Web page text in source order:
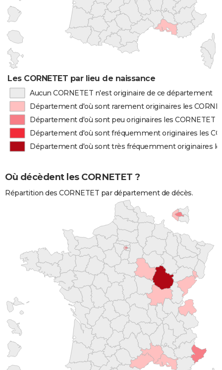
Les CORNETET par lieu de naissance
Aucun CORNETET n'est originaire de ce département
Département d'où sont rarement originaires les
Département d'où sont peu originaires les CORNETET
Département d'où sont fréquemment originaires les
Département d'où sont très fréquemment originaires
Où décèdent les CORNETET ?
Répartition des CORNETET par département de décès.